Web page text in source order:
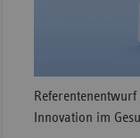
Innovation im